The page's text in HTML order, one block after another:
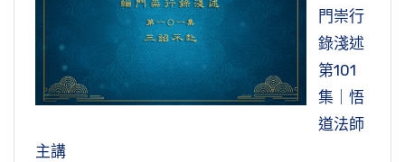
門崇行
錄淺述
第101
集｜悟
道法師
主講